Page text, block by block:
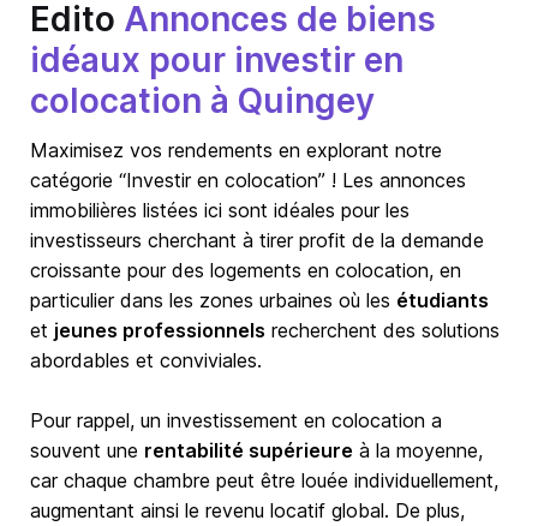
Edito Annonces de biens
idéaux pour investir en
colocation à Quingey
Maximisez vos rendements en explorant notre
catégorie “Investir en colocation” ! Les annonces
immobilières listées ici sont idéales pour les
investisseurs cherchant à tirer profit de la demande
croissante pour des logements en colocation, en
particulier dans les zones urbaines où les étudiants
et jeunes professionnels recherchent des solutions
abordables et conviviales.
Pour rappel, un investissement en colocation a
souvent une rentabilité supérieure à la moyenne,
car chaque chambre peut être louée individuellement,
augmentant ainsi le revenu locatif global. De plus,